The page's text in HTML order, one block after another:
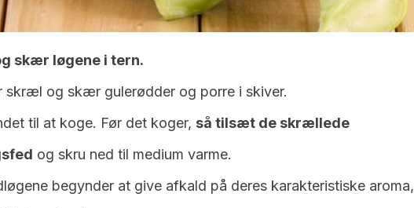
skær løgene i tern.
skræl og skær gulerødder og porre i skiver.
til at koge. Før det koger, så tilsæt de skrællede
og skru ned til medium varme.
begynder at give afkald på deres karakteristiske aroma,